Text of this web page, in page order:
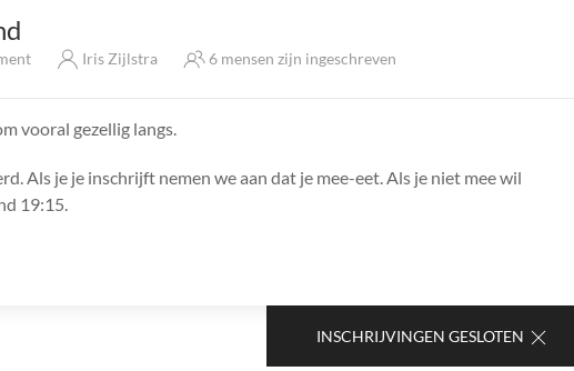
Iris Zijlstra 6 mensen zijn ingeschreven
vooral gezellig langs.
Als je je inschrijft nemen we aan dat je mee-eet. Als je niet mee wil
19:15.
INSCHRIJVINGEN GESLOTEN